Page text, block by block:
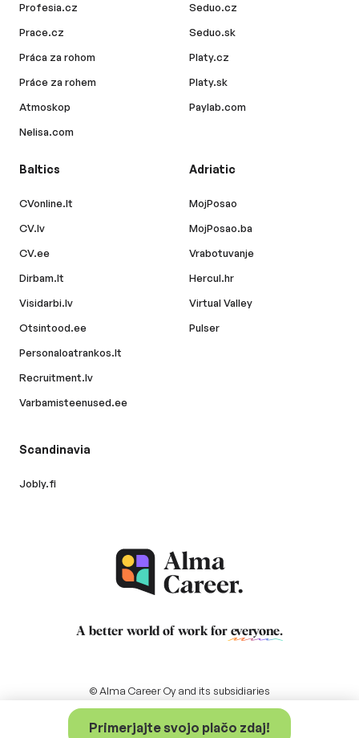
Primerjajte svojo plačo zdaj!
Profesia.cz
Prace.cz
Práca za rohom
Práce za rohem
Atmoskop
Nelisa.com
Seduo.cz
Seduo.sk
Platy.cz
Platy.sk
Paylab.com
Baltics
CVonline.lt
CV.lv
CV.ee
Dirbam.lt
Visidarbi.lv
Otsintood.ee
Personaloatrankos.lt
Recruitment.lv
Varbamisteenused.ee
Adriatic
MojPosao
MojPosao.ba
Vrabotuvanje
Hercul.hr
Virtual Valley
Pulser
Scandinavia
Jobly.fi
A better world of work for everyone.
© Alma Career Oy and its subsidiaries